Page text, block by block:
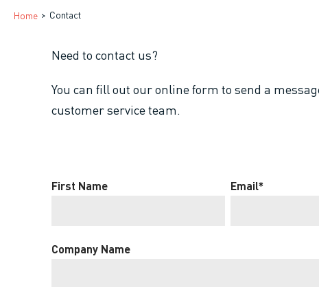
Breadcrumb
Home Contact
Need to contact us?
You can fill out our online form to send a
customer service team.
First Name Email*
Company Name